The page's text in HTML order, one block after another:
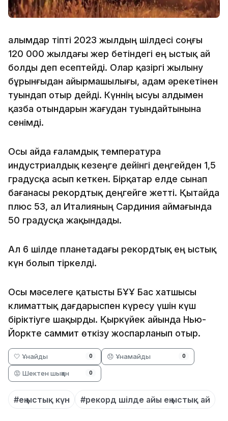
Ғалымдар тіпті 2023 жылдың шілдесі соңғы
120 000 жылдағы жер бетіндегі ең ыстық ай
болды деп есептейді. Олар қазіргі жылыну
бұрынғыдан айырмашылығы, адам әрекетінен
туындап отыр дейді. Күннің ысуы алдымен
қазба отындарын жағудан туындайтынына
сенімді.
Осы айда ғаламдық температура
индустриалдық кезеңге дейінгі деңгейден 1,5
градусқа асып кеткен. Бірқатар елде сынап
бағанасы рекордтық деңгейге жетті. Қытайда
плюс 53, ал Италияның Сардиния аймағында
50 градусқа жақындады.
Ал 6 шілде планетадағы рекордтық ең ыстық
күн болып тіркелді.
Осы мәселеге қатысты БҰҰ Бас хатшысы
климаттық дағдарыспен күресу үшін күш
біріктіуге шақырды. Қыркүйек айында Нью-
Йоркте саммит өткізу жоспарланып отыр.
🤍 Ұнайды 0 😞 Ұнамайды 0
😡 Шектен шыққан 0
#ең ыстық күн #рекорд шілде айы ең ыстық ай